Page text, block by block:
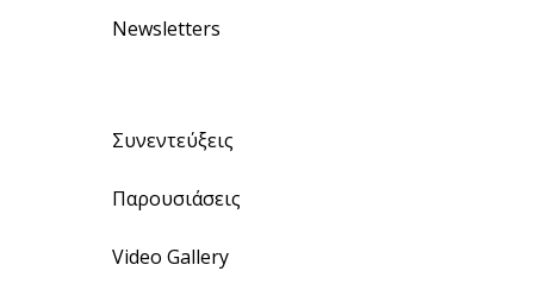
Newsletters
Συνεντεύξεις
Παρουσιάσεις
Video Gallery